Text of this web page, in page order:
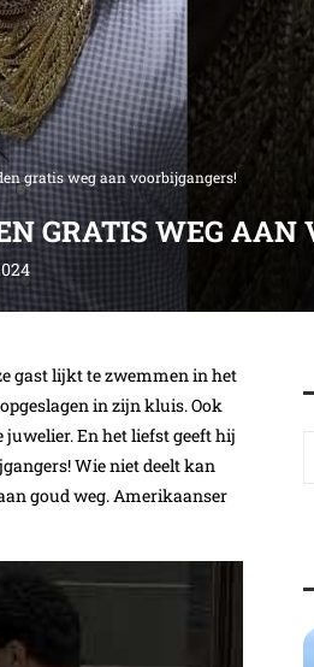
gratis weg aan voorbijgangers!
GRATIS WEG AAN
gast lijkt te zwemmen in het
in zijn kluis. Ook
En het liefst geeft hij
Wie niet deelt kan
goud weg. Amerikaanser